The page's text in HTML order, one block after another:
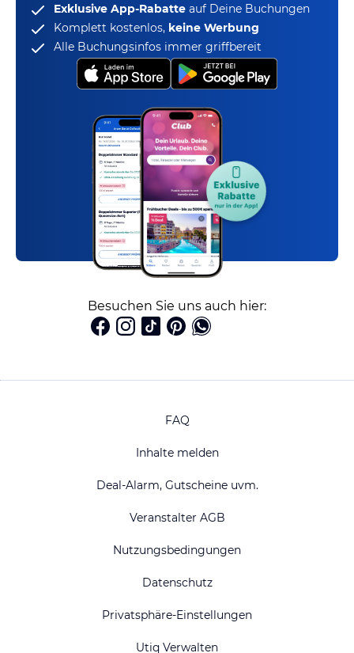
Exklusive App-Rabatte auf Deine Buchungen
Komplett kostenlos, keine Werbung
Alle Buchungsinfos immer griffbereit
Besuchen Sie uns auch hier:
FAQ
Inhalte melden
Deal-Alarm, Gutscheine uvm.
Veranstalter AGB
Nutzungsbedingungen
Datenschutz
Privatsphäre-Einstellungen
Utiq Verwalten